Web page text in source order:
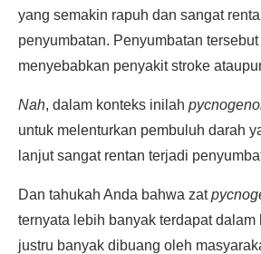
yang semakin rapuh dan sangat
penyumbatan. Penyumbatan
menyebabkan penyakit stroke
Nah, dalam konteks inilah
untuk melenturkan pembuluh darah
lanjut sangat rentan terjadi
Dan tahukah Anda bahwa zat
ternyata lebih banyak terdapat dalam
justru banyak dibuang oleh